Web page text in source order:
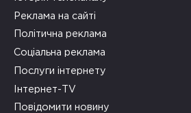
Реклама на сайті
Політична реклама
Соціальна реклама
Послуги інтернету
Інтернет-TV
Повідомити новину